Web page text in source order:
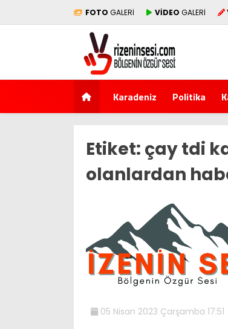
FOTO GALERİ VİDEO GALERİ
Karadeniz Politika
Etiket: çay tdi
olanlardan
05 Nisan 2023 Çarşamba 17:51